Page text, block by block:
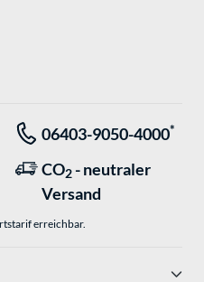
06403-9050-4000*
CO2 - neutraler
Versand
erreichbar.